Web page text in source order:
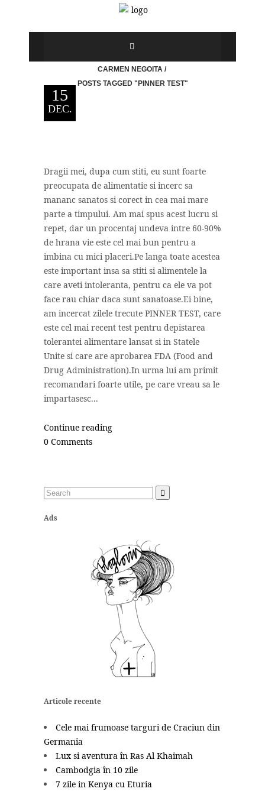
CARMEN NEGOITA/
POSTS TAGGED "PINNER TEST"
15
DEC.
Dragii mei, dupa cum stiti, eu sunt foarte
preocupata de alimentatie si incerc sa
mananc sanatos si corect in cea mai mare
parte a timpului. Am mai spus acest lucru si
repet, dar un procentaj undeva intre 60-90%
de hrana vie este cel mai bun pentru a
imbina cu mici placeri.Pe langa toate acestea
este important insa sa stiti si alimentele la
care aveti intoleranta, pentru ca ele va pot
face rau chiar daca sunt sanatoase.Ei bine,
am incercat zilele trecute PINNER TEST, care
este cel mai recent test pentru depistarea
tolerantei alimentare lansat si in Statele
Unite si care are aprobarea FDA (Food and
Drug Administration).In urma lui am primit
recomandari foarte utile, pe care vreau sa le
impartasesc...
Continue reading
0 Comments
Ads
Articole recente
Cele mai frumoase targuri de Craciun din
Germania
Lux si aventura în Ras Al Khaimah
Cambodgia în 10 zile
7 zile in Kenya cu Eturia